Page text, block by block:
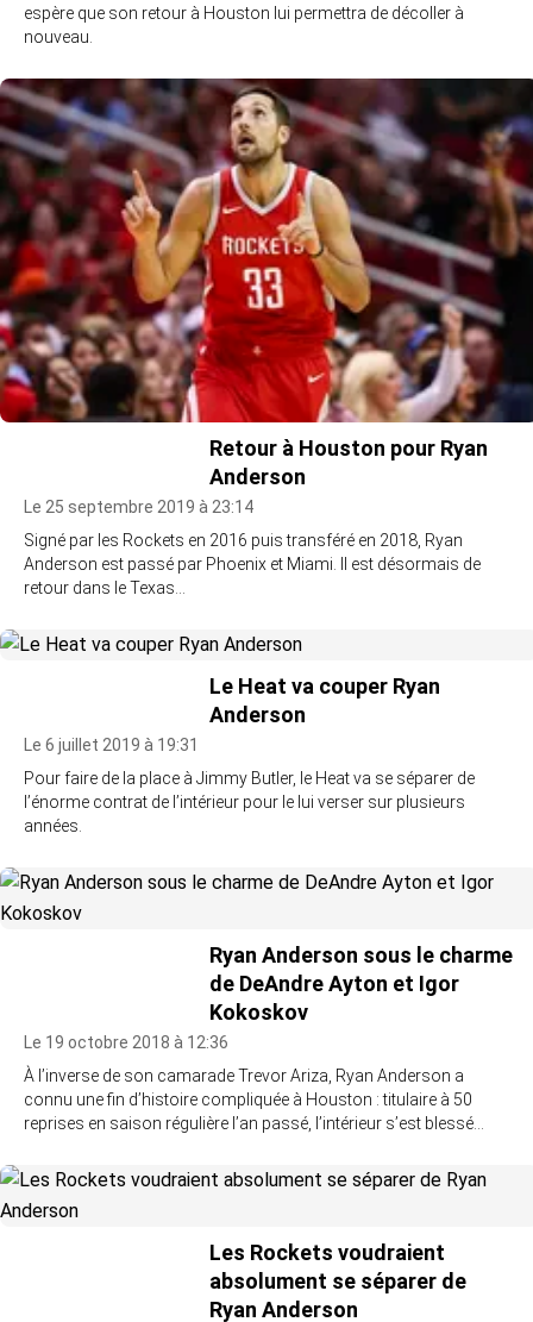
espère que son retour à Houston lui permettra de décoller à
nouveau.
Retour à Houston pour Ryan
Anderson
Le 25 septembre 2019 à 23:14
Signé par les Rockets en 2016 puis transféré en 2018, Ryan
Anderson est passé par Phoenix et Miami. Il est désormais de
retour dans le Texas…
Le Heat va couper Ryan
Anderson
Le 6 juillet 2019 à 19:31
Pour faire de la place à Jimmy Butler, le Heat va se séparer de
l’énorme contrat de l’intérieur pour le lui verser sur plusieurs
années.
Ryan Anderson sous le charme
de DeAndre Ayton et Igor
Kokoskov
Le 19 octobre 2018 à 12:36
À l’inverse de son camarade Trevor Ariza, Ryan Anderson a
connu une fin d’histoire compliquée à Houston : titulaire à 50
reprises en saison régulière l’an passé, l’intérieur s’est blessé…
Les Rockets voudraient
absolument se séparer de
Ryan Anderson